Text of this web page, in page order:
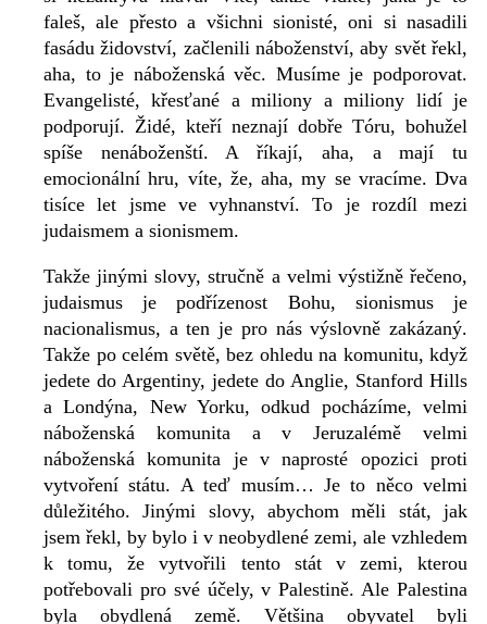
faleš, ale přesto a všichni sionisté, oni si nasadili
fasádu židovství, začlenili náboženství, aby svět řekl,
aha, to je náboženská věc. Musíme je podporovat.
Evangelisté, křesťané a miliony a miliony lidí je
podporují. Židé, kteří neznají dobře Tóru, bohužel
spíše nenáboženští. A říkají, aha, a mají tu
emocionální hru, víte, že, aha, my se vracíme. Dva
tisíce let jsme ve vyhnanství. To je rozdíl mezi
judaismem a sionismem.
Takže jinými slovy, stručně a velmi výstižně řečeno,
judaismus je podřízenost Bohu, sionismus je
nacionalismus, a ten je pro nás výslovně zakázaný.
Takže po celém světě, bez ohledu na komunitu, když
jedete do Argentiny, jedete do Anglie, Stanford Hills
a Londýna, New Yorku, odkud pocházíme, velmi
náboženská komunita a v Jeruzalémě velmi
náboženská komunita je v naprosté opozici proti
vytvoření státu. A teď musím… Je to něco velmi
důležitého. Jinými slovy, abychom měli stát, jak
jsem řekl, by bylo i v neobydlené zemi, ale vzhledem
k tomu, že vytvořili tento stát v zemi, kterou
potřebovali pro své účely, v Palestině. Ale Palestina
byla obydlená země. Většina obyvatel byli